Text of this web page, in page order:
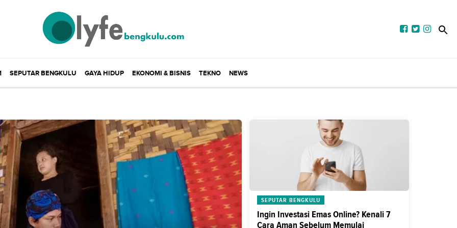
SEPUTAR BENGKULU GAYA HIDUP EKONOMI & BISNIS TEKNO NEWS
SEPUTAR BENGKULU
Ingin Investasi Emas Online? Kenali 7
Cara Aman Sebelum Memulai